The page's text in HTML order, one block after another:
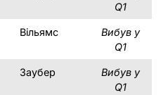
Q1
Вільямс
Вибув у
Q1
Заубер
Вибув у
Q1